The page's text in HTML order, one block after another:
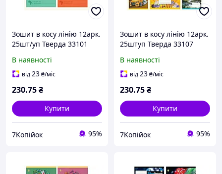
Зошит в косу лінію 12арк.
25шт/уп Тверда 33101
В наявності
від23₴/міс
230.75₴
Купити
7Koпійок 95%
Зошит в косу лінію 12арк.
25штуп Тверда 33107
В наявності
від23₴/міс
230.75₴
Купити
7Koпійок 95%